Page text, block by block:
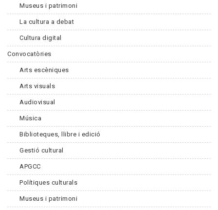
Museus i patrimoni
La cultura a debat
Cultura digital
Convocatòries
Arts escèniques
Arts visuals
Audiovisual
Música
Biblioteques, llibre i edició
Gestió cultural
APGCC
Polítiques culturals
Museus i patrimoni